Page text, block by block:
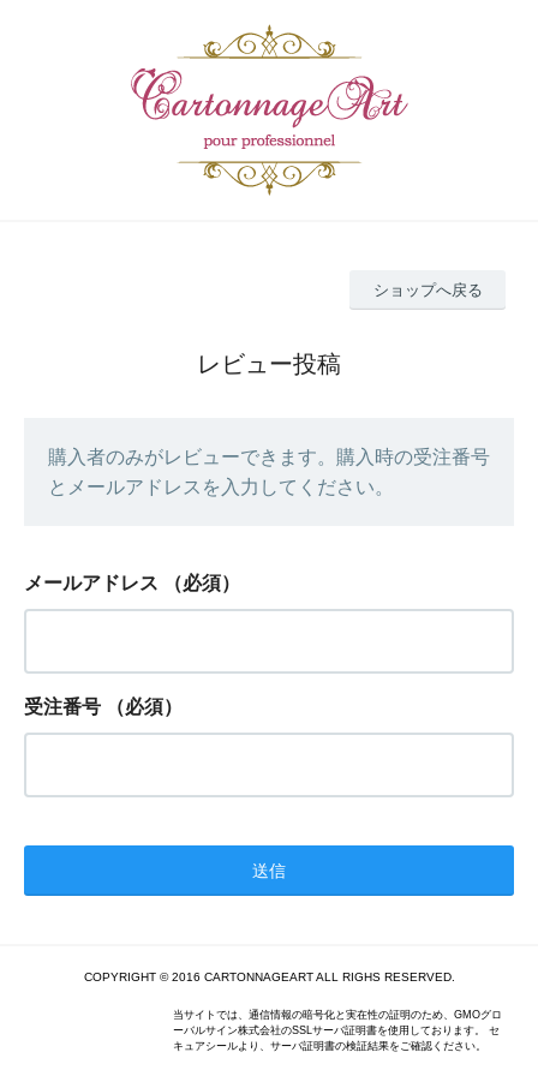
ショップへ戻る
レビュー投稿
購入者のみがレビューできます。購入時の受注番号
とメールアドレスを入力してください。
メールアドレス （必須）
受注番号 （必須）
COPYRIGHT © 2016 CARTONNAGEART ALL RIGHS RESERVED.
当サイトでは、通信情報の暗号化と実在性の証明のため、GMOグロ
ーバルサイン株式会社のSSLサーバ証明書を使用しております。 セ
キュアシールより、サーバ証明書の検証結果をご確認ください。